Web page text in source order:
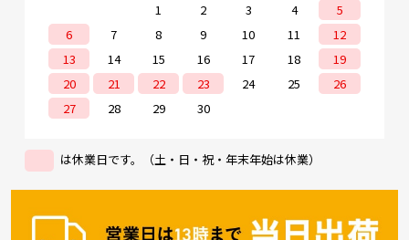
1
2 3 4
5
6
7 8 9 10 11
12
13
14 15 16 17 18
19
20
21 22 23 24 25
26
27
28 29 30
は休業日です。（土・日・祝・年末年始は休業）